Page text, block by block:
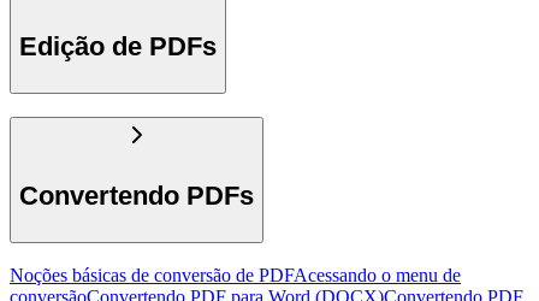
Edição de PDFs
Convertendo PDFs
Noções básicas de conversão de PDFAcessando o menu de